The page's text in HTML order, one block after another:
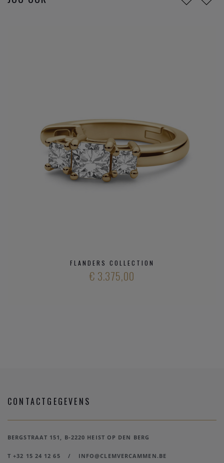
FLANDERS COLLECTION
€ 3.375,00
CONTACTGEGEVENS
BERGSTRAAT 151, B-2220 HEIST OP DEN BERG
T +32 15 24 12 65 /
INFO@CLEMVERCAMMEN.BE